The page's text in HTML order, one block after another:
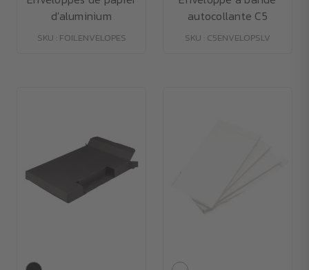
d'aluminium
SKU : FOILENVELOPES
autocollante C5
SKU : C5ENVELOPSLV